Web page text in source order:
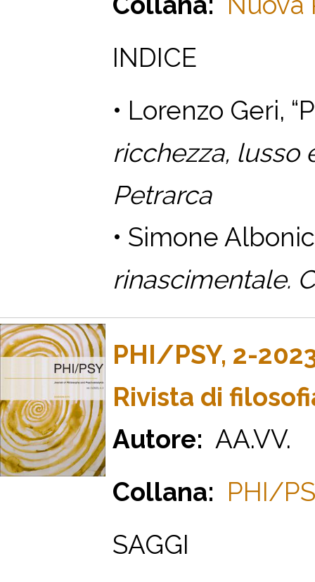
INDICE
• Lorenzo Geri,
ricchezza, lusso
Petrarca
• Simone
rinascimentale.
PHI/PSY, 2-
Rivista di
Autore: AA.VV.
Collana: PHI/
SAGGI